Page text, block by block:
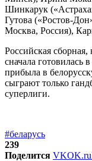
Шинкарук
Гутова («Ростов-
Москва, Россия),
Российская
сначала готовилась
прибыла в
сыграют только
суперлиги.
#беларусь
239
Поделится VKOK.ru